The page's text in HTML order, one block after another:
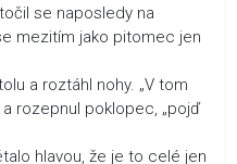
se naposledy na
mezitím jako pitomec jen
a roztáhl nohy. „V tom
rozepnul poklopec, „pojď
hlavou, že je to celé jen